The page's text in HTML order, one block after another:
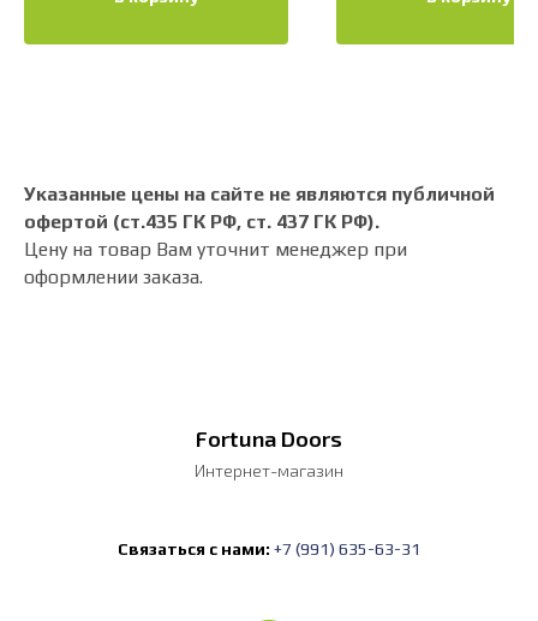
Указанные цены на сайте не являются публичной
офертой (ст.435 ГК РФ, cт. 437 ГК РФ).
Цену на товар Вам уточнит менеджер при
оформлении заказа.
Fortuna Doors
Интернет-магазин
Связаться с нами: +7 (991) 635-63-31